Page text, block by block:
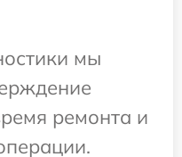
мы
ремонта и